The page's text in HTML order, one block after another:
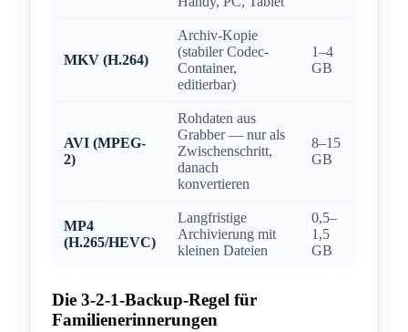
MKV (H.264)
Archiv-Kopie
(stabiler Codec-
Container,
editierbar)
1–4
GB
AVI (MPEG-
2)
Rohdaten aus
Grabber — nur als
Zwischenschritt,
danach
konvertieren
8–15
GB
MP4
(H.265/HEVC)
Langfristige
Archivierung mit
kleinen Dateien
0,5–
1,5
GB
Die 3-2-1-Backup-Regel für
Familienerinnerungen